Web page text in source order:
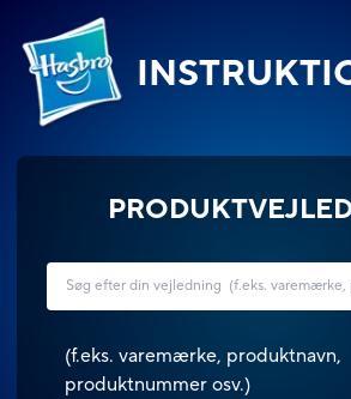
(f.eks. varemærke, produktnavn,
produktnummer osv.)